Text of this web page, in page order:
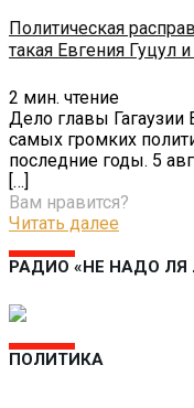
Политическая
такая Евгения Гуцул
2 мин. чтение
Дело главы Гагаузии
самых громких
последние годы. 5
[…]
Вам нравится?
Читать далее
РАДИО «НЕ НАДО ЛЯ
ПОЛИТИКА